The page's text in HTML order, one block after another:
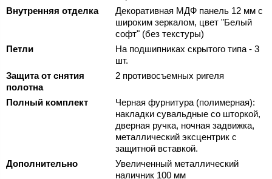
Внутренняя отделка
Декоративная МДФ панель 12 мм с
широким зеркалом, цвет "Белый
софт" (без текстуры)
Петли
На подшипниках скрытого типа - 3
шт.
Защита от снятия
полотна
2 противосъемных ригеля
Полный комплект
Черная фурнитура (полимерная):
накладки сувальдные со шторкой,
дверная ручка, ночная задвижка,
металлический эксцентрик с
защитной вставкой.
Дополнительно
Увеличенный металлический
наличник 100 мм